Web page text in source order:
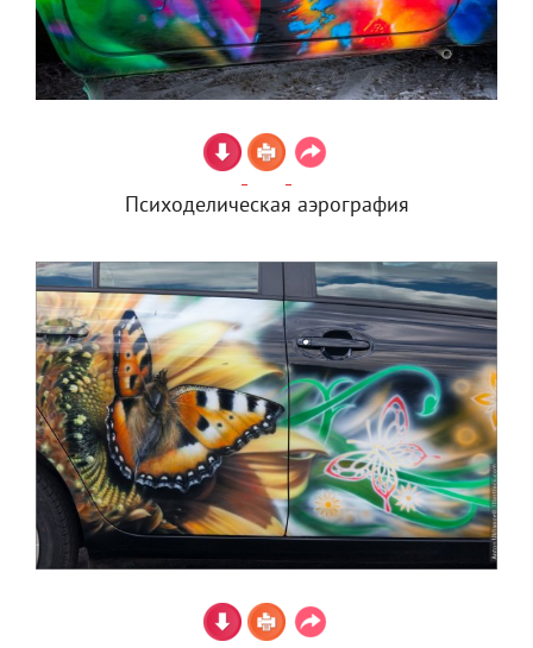
Психоделическая аэрография